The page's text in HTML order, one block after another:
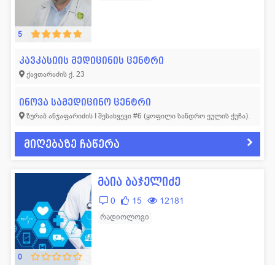
5
კავკასიის მედიცინის ცენტრი
ქავთარაძის ქ. 23
ინოვა სამედიცინო ცენტრი
ზურაბ ანჯაფარიძის I შესახვევი #6 (ყოფილი სანდრო ეულის ქუჩა).
მიღებაზე ჩაწერა
0
მაია ბაჯელიძე
0 15 12181
რადიოლოგი